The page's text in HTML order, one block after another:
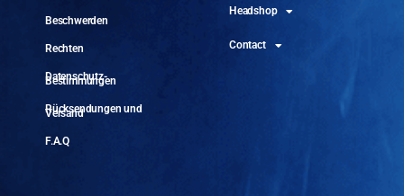
Beschwerden
Rechten
Datenschutz-
Bestimmungen
Rücksendungen und
Versand
F.A.Q
Headshop
Contact